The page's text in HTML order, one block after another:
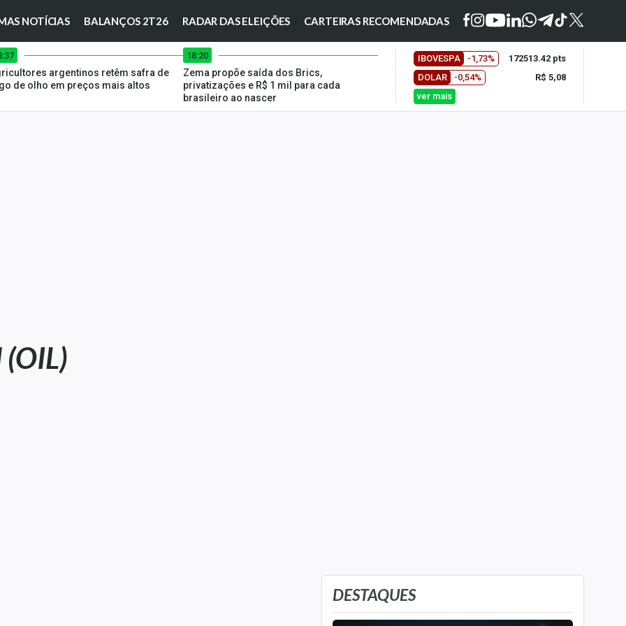
NOTÍCIAS BALANÇOS 2T26 RADAR DAS ELEIÇÕES CARTEIRAS RECOMENDADAS
argentinos retêm safra de
de olho em preços mais altos
18:20
Zema propõe saída dos Brics,
privatizações e R$ 1 mil para cada
brasileiro ao nascer
IBOVESPA -1,73%
172513.42 pts
DOLAR
-0,54%
R$ 5,08
ver mais
(OIL)
DESTAQUES